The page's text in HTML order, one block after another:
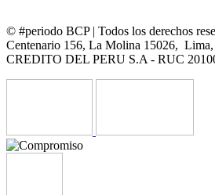
© #periodo BCP | Todos los derechos
Centenario 156, La Molina 15026,
CREDITO DEL PERU S.A - RUC